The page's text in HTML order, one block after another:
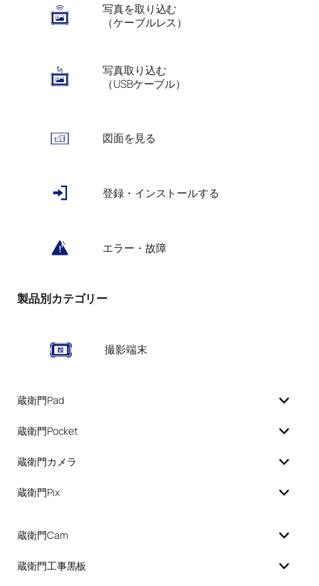
写真を取り込む
（ケーブルレス）
写真取り込む
（USBケーブル）
図面を見る
登録・インストールする
エラー・故障
製品別カテゴリー
撮影端末
蔵衛門Pad
蔵衛門Pocket
蔵衛門カメラ
蔵衛門Pix
蔵衛門Cam
蔵衛門工事黒板